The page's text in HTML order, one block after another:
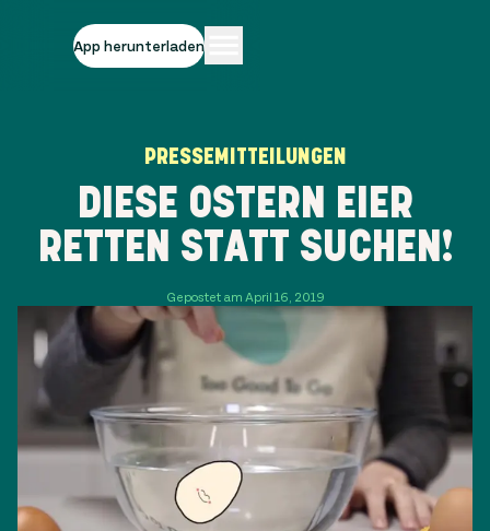
App herunterladen
PRESSEMITTEILUNGEN
DIESE OSTERN EIER
RETTEN STATT SUCHEN!
Gepostet am April 16, 2019